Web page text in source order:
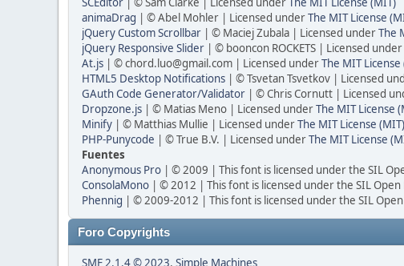
animaDrag | © Abel Mohler | Licensed underThe MIT License
jQuery Custom Scrollbar | © Maciej Zubala | Licensed underThe
jQuery Responsive Slider | © booncon ROCKETS | Licensed under
At.js | © chord.luo@gmail.com | Licensed underThe MIT License
HTML5 Desktop Notifications | © Tsvetan Tsvetkov | Licensed
GAuth Code Generator/Validator | © Chris Cornutt | Licensed
Dropzone.js | © Matias Meno | Licensed underThe MIT License
Minify | © Matthias Mullie | Licensed underThe MIT License (MIT)
PHP-Punycode | © True B.V. | Licensed underThe MIT License
Fuentes
Anonymous Pro | © 2009 | This font is licensed under the SIL
ConsolaMono | © 2012 | This font is licensed under the SIL Open
Phennig | © 2009-2012 | This font is licensed under the SIL
Foro Copyrights
SMF 2.1.4 © 2023, Simple Machines